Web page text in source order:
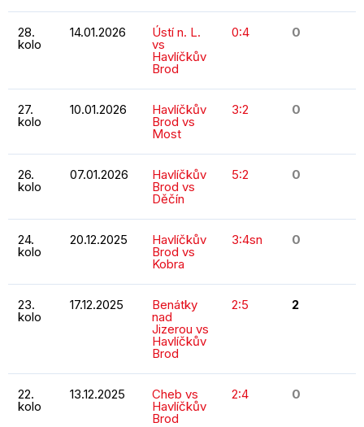
28.
kolo
14.01.2026 Ústí n. L.
vs
Havlíčkův
Brod
0:4 0
27.
kolo
10.01.2026 Havlíčkův
Brod vs
Most
3:2 0
26.
kolo
07.01.2026 Havlíčkův
Brod vs
Děčín
5:2 0
24.
kolo
20.12.2025 Havlíčkův
Brod vs
Kobra
3:4sn 0
23.
kolo
17.12.2025 Benátky
nad
Jizerou vs
Havlíčkův
Brod
2:5 2
22.
kolo
13.12.2025 Cheb vs
Havlíčkův
Brod
2:4 0